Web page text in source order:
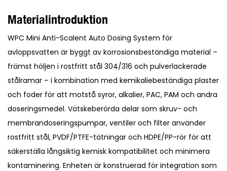
Materialintroduktion
WPC Mini Anti-Scalent Auto Dosing System för
avloppsvatten är byggt av korrosionsbeständiga material –
främst höljen i rostfritt stål 304/316 och pulverlackerade
stålramar – i kombination med kemikaliebeständiga plaster
och foder för att motstå syror, alkalier, PAC, PAM och andra
doseringsmedel. Vätskeberörda delar som skruv- och
membrandoseringspumpar, ventiler och filter använder
rostfritt stål, PVDF/PTFE-tätningar och HDPE/PP-rör för att
säkerställa långsiktig kemisk kompatibilitet och minimera
kontaminering. Enheten är konstruerad för integration som